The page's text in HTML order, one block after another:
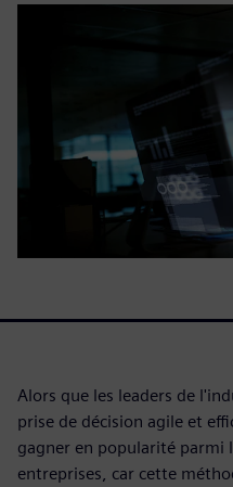
Alors que les leaders de
prise de décision agile et
gagner en popularité parmi
entreprises, car cette